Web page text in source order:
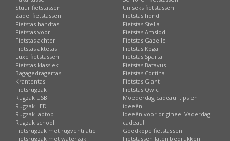
Stuur fietstassen
Zadel fietstassen
Fietstas handtas
Fietstas voor
Fietstas achter
Fietstas aktetas
Luxe fietstassen
Fietstas klassiek
Bagagedragertas
Krantentas
Fietsrugzak
Rugzak USB
Rugzak LED
Rugzak laptop
Rugzak school
Fietsrugzak met rugventilatie
Fietsrugzak met waterzak
Uniseks fietstassen
Fietstas hond
Fietstas Stella
Fietstas Amslod
Fietstas Gazelle
Fietstas Koga
Fietstas Sparta
Fietstas Batavus
Fietstas Cortina
Fietstas Giant
Fietstas Qwic
Moederdag cadeau: tips en
ideeën!
Ideeën voor origineel Vaderdag
cadeau!
Goedkope fietstassen
Fietstassen laten bedrukken